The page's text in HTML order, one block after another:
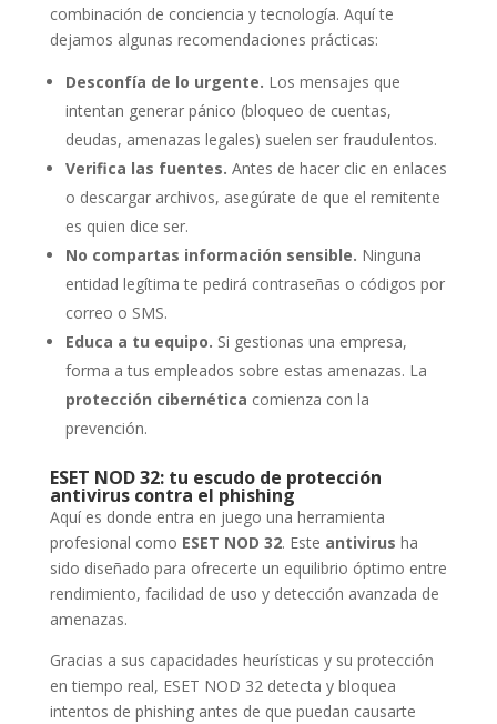
combinación de conciencia y tecnología. Aquí te
dejamos algunas recomendaciones prácticas:
Desconfía de lo urgente. Los mensajes que
intentan generar pánico (bloqueo de cuentas,
deudas, amenazas legales) suelen ser fraudulentos.
Verifica las fuentes. Antes de hacer clic en enlaces
o descargar archivos, asegúrate de que el remitente
es quien dice ser.
No compartas información sensible. Ninguna
entidad legítima te pedirá contraseñas o códigos por
correo o SMS.
Educa a tu equipo. Si gestionas una empresa,
forma a tus empleados sobre estas amenazas. La
protección cibernética comienza con la
prevención.
ESET NOD 32: tu escudo de protección
antivirus contra el phishing
Aquí es donde entra en juego una herramienta
profesional como ESET NOD 32. Este antivirus ha
sido diseñado para ofrecerte un equilibrio óptimo entre
rendimiento, facilidad de uso y detección avanzada de
amenazas.
Gracias a sus capacidades heurísticas y su protección
en tiempo real, ESET NOD 32 detecta y bloquea
intentos de phishing antes de que puedan causarte